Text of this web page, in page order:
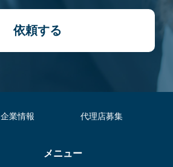
依頼する
企業情報 代理店募集
メニュー